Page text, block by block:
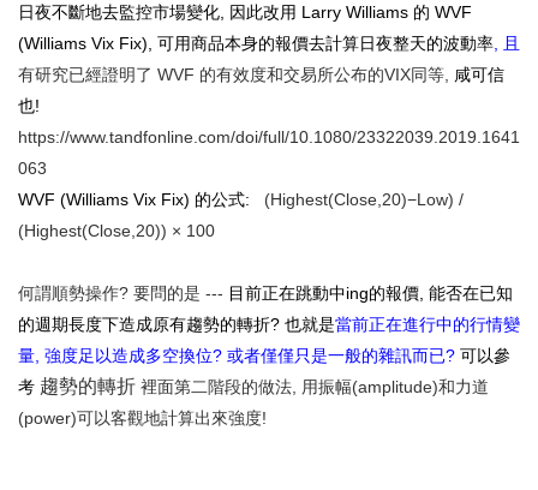
日夜不斷地去監控市場變化, 因此改用 Larry Williams 的 WVF
(Williams Vix Fix), 可用商品本身的報價去計算日夜整天的波動率 , 且
有研究已經證明了 WVF 的有效度和交易所公布的VIX同等,
咸可信
也!
https://www.tandfonline.com/doi/full/10.1080/23322039.2019.1641
063
WVF (Williams Vix Fix) 的公式: (Highest(Close,20)−Low) /
(Highest(Close,20)) × 100
何謂順勢操作? 要問的是 --- 目前正在跳動中ing的報價, 能否在已知
的週期長度下造成原有趨勢的轉折? 也就是當前正在進行中的行情變
量, 強度足以造成多空換位? 或者僅僅只是一般的雜訊而已? 可以參
考 趨勢的轉折 裡面第二階段的做法, 用振幅(amplitude)和力道
(power)可以客觀地計算出來強度!